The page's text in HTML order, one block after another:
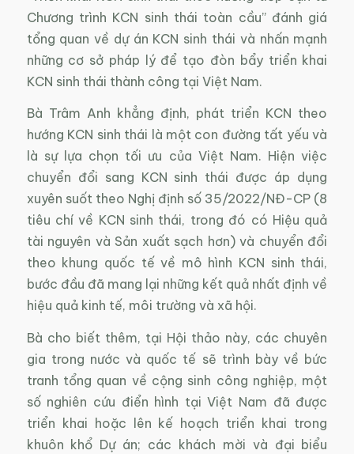
Chương trình KCN sinh thái toàn cầu” đánh giá
tổng quan về dự án KCN sinh thái và nhấn mạnh
những cơ sở pháp lý để tạo đòn bẩy triển khai
KCN sinh thái thành công tại Việt Nam.
Bà Trâm Anh khẳng định, phát triển KCN theo
hướng KCN sinh thái là một con đường tất yếu và
là sự lựa chọn tối ưu của Việt Nam. Hiện việc
chuyển đổi sang KCN sinh thái được áp dụng
xuyên suốt theo Nghị định số 35/2022/NĐ-CP (8
tiêu chí về KCN sinh thái, trong đó có Hiệu quả
tài nguyên và Sản xuất sạch hơn) và chuyển đổi
theo khung quốc tế về mô hình KCN sinh thái,
bước đầu đã mang lại những kết quả nhất định về
hiệu quả kinh tế, môi trường và xã hội.
Bà cho biết thêm, tại Hội thảo này, các chuyên
gia trong nước và quốc tế sẽ trình bày về bức
tranh tổng quan về cộng sinh công nghiệp, một
số nghiên cứu điển hình tại Việt Nam đã được
triển khai hoặc lên kế hoạch triển khai trong
khuôn khổ Dự án; các khách mời và đại biểu